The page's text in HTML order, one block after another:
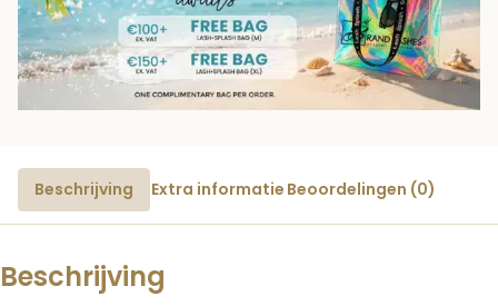
Beschrijving Extra informatie Beoordelingen (0)
Beschrijving